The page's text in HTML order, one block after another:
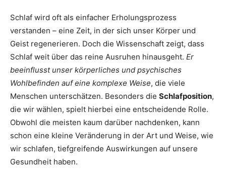
Schlaf wird oft als einfacher Erholungsprozess
verstanden – eine Zeit, in der sich unser Körper und
Geist regenerieren. Doch die Wissenschaft zeigt, dass
Schlaf weit über das reine Ausruhen hinausgeht. Er
beeinflusst unser körperliches und psychisches
Wohlbefinden auf eine komplexe Weise, die viele
Menschen unterschätzen. Besonders die Schlafposition,
die wir wählen, spielt hierbei eine entscheidende Rolle.
Obwohl die meisten kaum darüber nachdenken, kann
schon eine kleine Veränderung in der Art und Weise, wie
wir schlafen, tiefgreifende Auswirkungen auf unsere
Gesundheit haben.